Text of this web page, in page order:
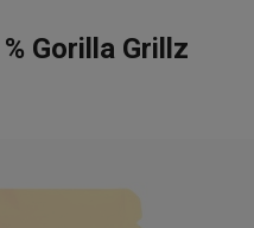
Gorilla Grillz